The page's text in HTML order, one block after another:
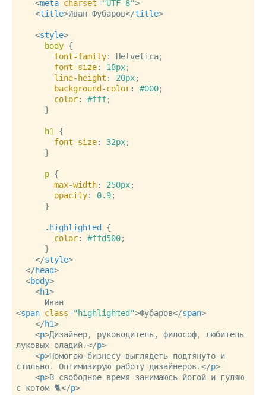
<meta charset="UTF-8">
<title>Иван Фубаров</title>
<style>
body {
font-family: Helvetica;
font-size: 18px;
line-height : 20px;
background-color: #000;
color: #fff;
h1
{
font-size: 32px;
p {
max-width: 250px;
opacity: 0.9;
.highlighted
{
color: #ffd500;
</style>
</head>
<body>
<h1>
<span class="highlighted">Фубаров</span>
</h1>
<p>Дизайнер, руководитель, философ, любитель
луковых оладий.</p>
<p>Помогаю бизнесу выглядеть подтянуто и
стильно. Оптимизирую работу дизайнеров.</p>
<p>В свободное время занимаюсь йогой и гуляю
с котом 🐈</p>